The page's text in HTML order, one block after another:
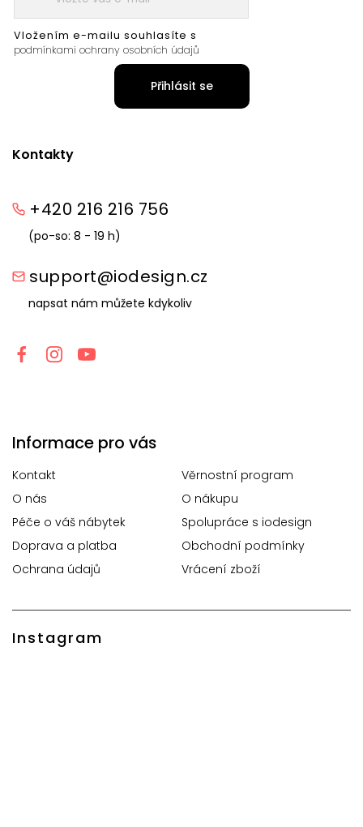
Kontakty
+420 216 216 756
(po-so: 8 - 19 h)
support@iodesign.cz
napsat nám můžete kdykoliv
Informace pro vás
Kontakt
Věrnostní program
O nás
O nákupu
Péče o váš nábytek
Spolupráce s iodesign
Doprava a platba
Obchodní podmínky
Ochrana údajů
Vrácení zboží
Instagram
Vložením e-mailu souhlasíte s
podmínkami ochrany osobních údajů
Přihlásit se